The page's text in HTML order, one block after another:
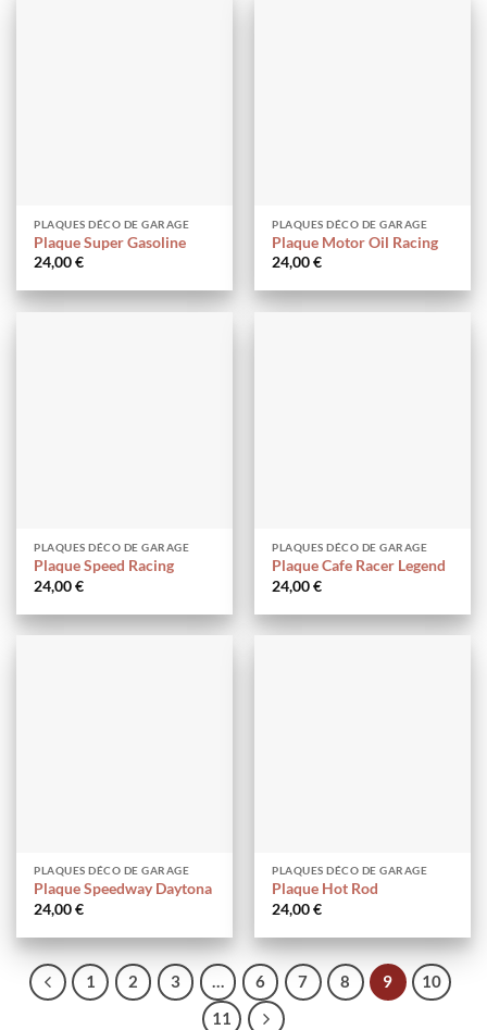
PLAQUES DÉCO DE GARAGE
Plaque Super Gasoline
24,00€
PLAQUES DÉCO DE GARAGE
Plaque Motor Oil Racing
24,00€
PLAQUES DÉCO DE GARAGE
Plaque Speed Racing
24,00€
PLAQUES DÉCO DE GARAGE
Plaque Cafe Racer Legend
24,00€
PLAQUES DÉCO DE GARAGE
Plaque Speedway Daytona
24,00€
PLAQUES DÉCO DE GARAGE
Plaque Hot Rod
24,00€
1 2 3 … 6 7 8 9
10
11